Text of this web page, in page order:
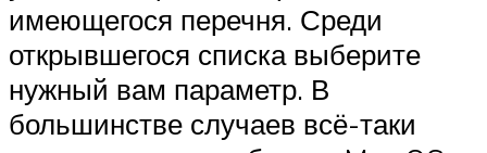
имеющегося перечня. Среди
открывшегося списка выберите
нужный вам параметр. В
большинстве случаев всё-таки